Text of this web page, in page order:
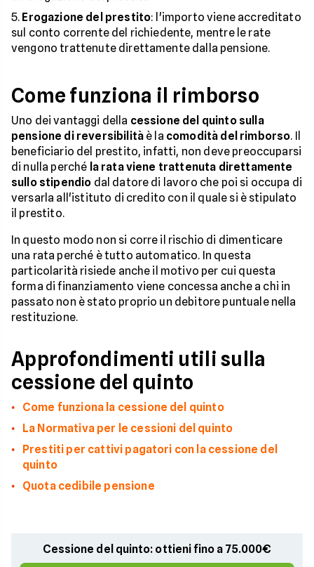
Erogazione del prestito: l'importo viene accreditato
sul conto corrente del richiedente, mentre le rate
vengono trattenute direttamente dalla pensione.
Come funziona il rimborso
Uno dei vantaggi della cessione del quinto sulla
pensione di reversibilità è la comodità del rimborso. Il
beneficiario del prestito, infatti, non deve preoccuparsi
di nulla perché la rata viene trattenuta direttamente
sullo stipendio dal datore di lavoro che poi si occupa di
versarla all'istituto di credito con il quale si è stipulato
il prestito.
In questo modo non si corre il rischio di dimenticare
una rata perché è tutto automatico. In questa
particolarità risiede anche il motivo per cui questa
forma di finanziamento viene concessa anche a chi in
passato non è stato proprio un debitore puntuale nella
restituzione.
Approfondimenti utili sulla
cessione del quinto
Come funziona la cessione del quinto
La Normativa per le cessioni del quinto
Prestiti per cattivi pagatori con la cessione del
quinto
Quota cedibile pensione
Cessione del quinto: ottieni fino a 75.000€